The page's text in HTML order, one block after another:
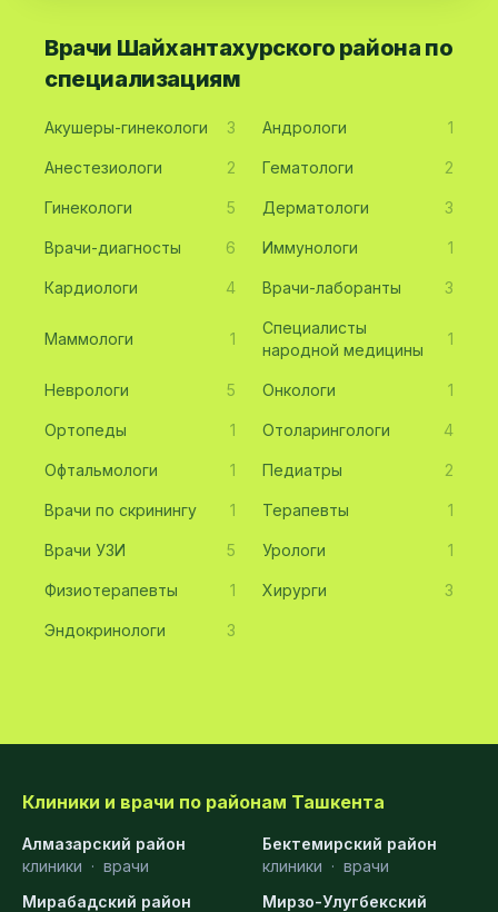
Врачи Шайхантахурского района по
специализациям
Акушеры-гинекологи 3 Андрологи 1
Анестезиологи 2 Гематологи 2
Гинекологи 5 Дерматологи 3
Врачи-диагносты 6 Иммунологи 1
Кардиологи 4 Врачи-лаборанты 3
Маммологи 1
Специалисты
народной медицины
1
Неврологи 5 Онкологи 1
Ортопеды 1 Отоларингологи 4
Офтальмологи 1 Педиатры 2
Врачи по скринингу 1 Терапевты 1
Врачи УЗИ 5 Урологи 1
Физиотерапевты 1 Хирурги 3
Эндокринологи 3
Клиники и врачи по районам Ташкента
Алмазарский район
клиники · врачи
Бектемирский район
клиники · врачи
Мирабадский район
Мирзо-Улугбекский